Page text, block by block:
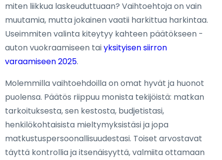
miten liikkua laskeuduttuaan? Vaihtoehtoja on vain
muutamia, mutta jokainen vaatii harkittua harkintaa.
Useimmiten valinta kiteytyy kahteen päätökseen -
auton vuokraamiseen taiyksityisen siirron
varaamiseen 2025.
Molemmilla vaihtoehdoilla on omat hyvät ja huonot
puolensa. Päätös riippuu monista tekijöistä: matkan
tarkoituksesta, sen kestosta, budjetistasi,
henkilökohtaisista mieltymyksistäsi ja jopa
matkustuspersoonallisuudestasi. Toiset arvostavat
täyttä kontrollia ja itsenäisyyttä, valmiita ottamaan